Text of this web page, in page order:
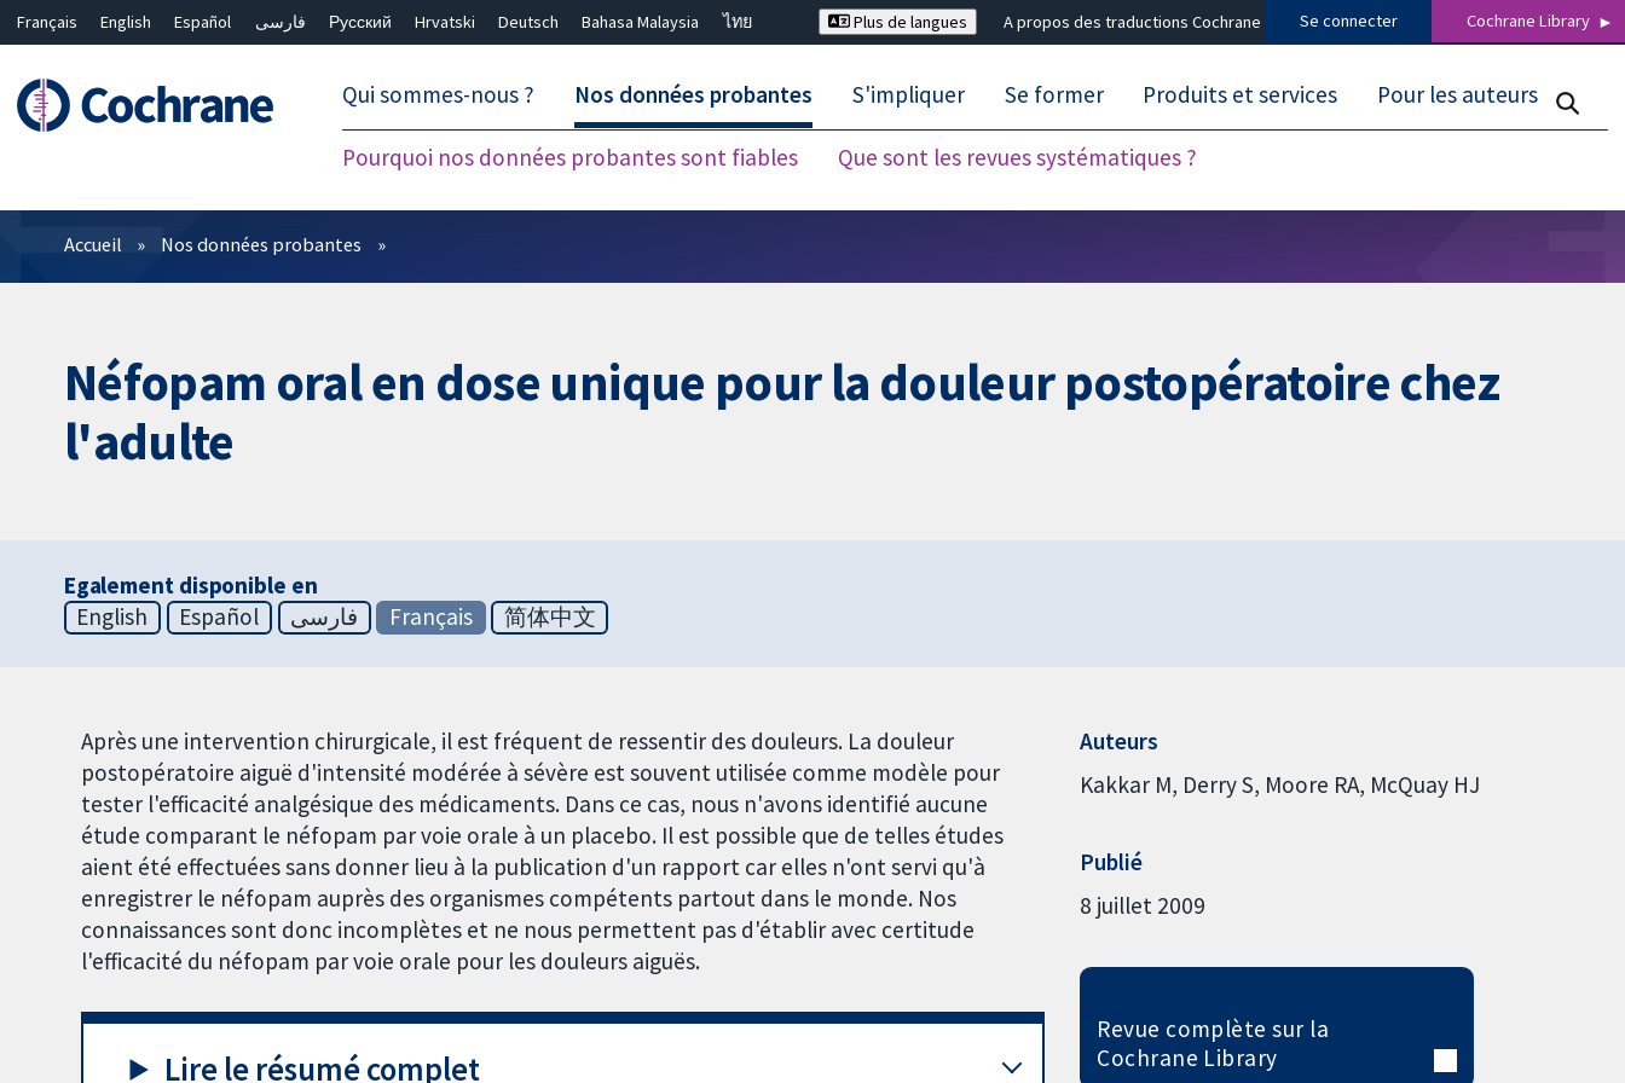
Français English Español فارسی Русский Hrvatski Deutsch Bahasa Malaysia
ไทย
Plus de langues A propos des traductions Cochrane Se connecter Cochrane Library
Qui sommes-nous ? Nos données probantes
Pourquoi nos données probantes sont fiables Que sont les revues systématiques ?
S'impliquer Se former Produits et services Pour les auteurs
Filtres
Accueil Nos données probantes
Néfopam oral en dose unique pour la douleur postopératoire chez
l'adulte
Egalement disponible en
English
Español فارسی Français 简体中文
Après une intervention chirurgicale, il est fréquent de ressentir des douleurs. La douleur
postopératoire aiguë d'intensité modérée à sévère est souvent utilisée comme modèle pour
tester l'efficacité analgésique des médicaments. Dans ce cas, nous n'avons identifié aucune
étude comparant le néfopam par voie orale à un placebo. Il est possible que de telles études
aient été effectuées sans donner lieu à la publication d'un rapport car elles n'ont servi qu'à
enregistrer le néfopam auprès des organismes compétents partout dans le monde. Nos
connaissances sont donc incomplètes et ne nous permettent pas d'établir avec certitude
l'efficacité du néfopam par voie orale pour les douleurs aiguës.
Lire le résumé complet
Auteurs
Kakkar M Derry S Moore RA McQuay HJ
Publié
8 juillet 2009
Revue complète sur la
Cochrane Library